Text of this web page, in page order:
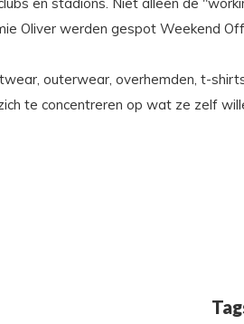
Oliver werden gespot Weekend
outerwear, overhemden, t-
te concentreren op wat ze zelf